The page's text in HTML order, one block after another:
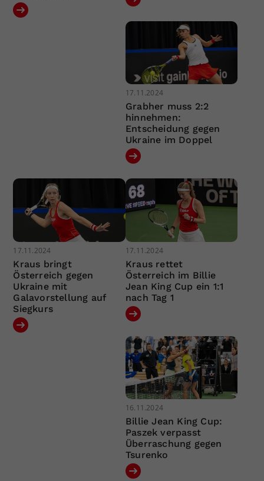
17.11.2024
Grabher muss 2:2
hinnehmen:
Entscheidung gegen
Ukraine im Doppel
17.11.2024
Kraus bringt
Österreich gegen
Ukraine mit
Galavorstellung auf
Siegkurs
17.11.2024
Kraus rettet
Österreich im Billie
Jean King Cup ein 1:1
nach Tag 1
16.11.2024
Billie Jean King Cup:
Paszek verpasst
Überraschung gegen
Tsurenko